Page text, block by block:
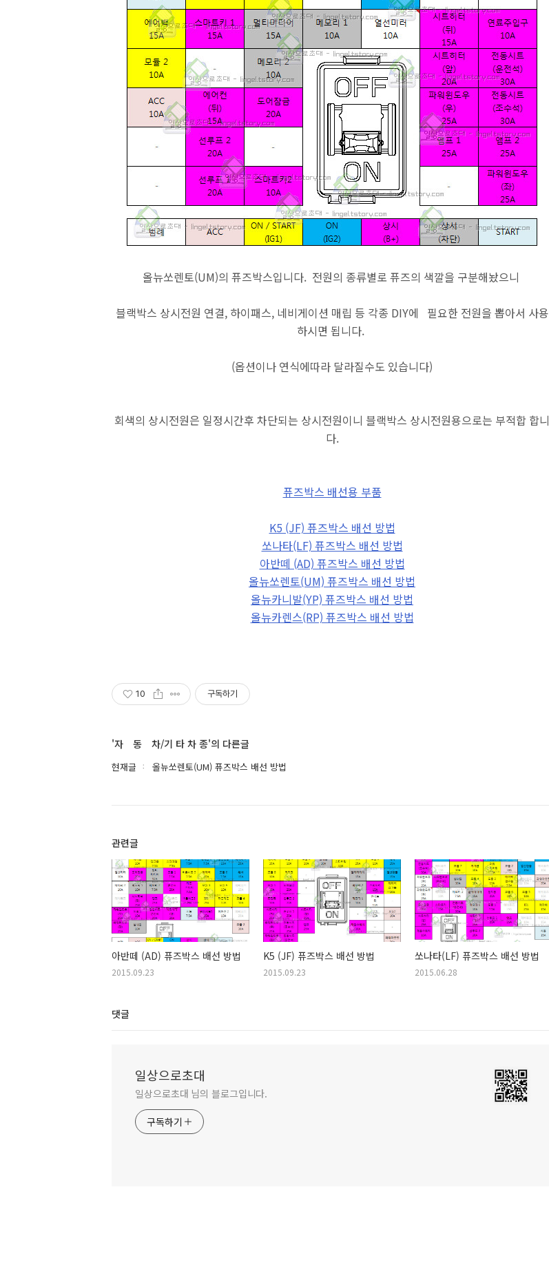
올뉴쏘렌토(UM)의 퓨즈박스입니다. 전원의 종류별로 퓨즈의 색깔을 구분해놨으니
블랙박스 상시전원 연결, 하이패스, 네비게이션 매립 등 각종 DIY에 필요한 전원을 뽑아서 사용
하시면 됩니다.
(옵션이나 연식에따라 달라질수도 있습니다)
회색의 상시전원은 일정시간후 차단되는 상시전원이니 블랙박스 상시전원용으로는 부적합 합니
다.
퓨즈박스 배선용 부품
K5 (JF) 퓨즈박스 배선 방법
쏘나타(LF) 퓨즈박스 배선 방법
아반떼 (AD) 퓨즈박스 배선 방법
올뉴쏘렌토(UM) 퓨즈박스 배선 방법
올뉴카니발(YP) 퓨즈박스 배선 방법
올뉴카렌스(RP) 퓨즈박스 배선 방법
10 구독하기
'자 동 차/기 타 차 종'의 다른글
현재글 올뉴쏘렌토(UM) 퓨즈박스 배선 방법
관련글
아반떼 (AD) 퓨즈박스 배선 방법
2015.09.23
K5 (JF) 퓨즈박스 배선 방법
2015.09.23
쏘나타(LF) 퓨즈박스 배선 방법
2015.06.28
댓글
일상으로초대
일상으로초대 님의 블로그입니다.
구독하기